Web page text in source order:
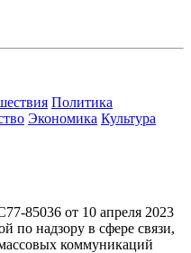
Политика
Экономика Культура
85036 от 10 апреля 2023
по надзору в сфере связи,
коммуникаций